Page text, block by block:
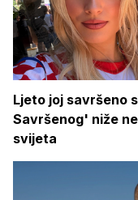
Ljeto joj savršeno
Savršenog' niže
svijeta